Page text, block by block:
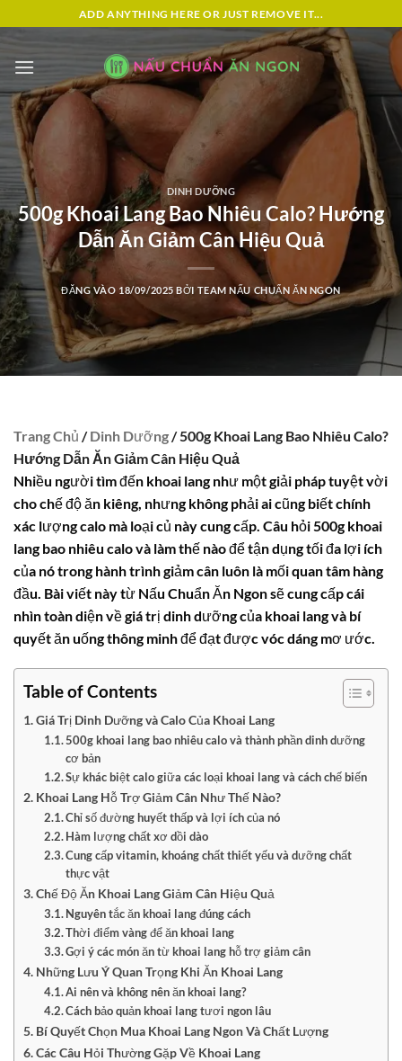
qua
dung
ADD ANYTHING HERE OR JUST REMOVE IT...
DINH DƯỠNG
500g Khoai Lang Bao Nhiêu Calo? Hướng
Dẫn Ăn Giảm Cân Hiệu Quả
ĐĂNG VÀO 18/09/2025 BỞI TEAM NẤU CHUẨN ĂN NGON
Trang Chủ /Dinh Dưỡng/ 500g Khoai Lang Bao Nhiêu Calo?
Hướng Dẫn Ăn Giảm Cân Hiệu Quả
Nhiều người tìm đến khoai langnhư một giải pháp tuyệt vời
cho chế độ ăn kiêng, nhưng không phải ai cũng biết chính
xác lượng calo mà loại củ này cung cấp. Câu hỏi500g khoai
lang bao nhiêu calovà làm thế nào để tận dụng tối đa lợi ích
của nó trong hành trình giảm cân luôn là mối quan tâm hàng
đầu. Bài viết này từ Nấu Chuẩn Ăn Ngon sẽ cung cấp cái
nhìn toàn diện về giá trị dinh dưỡng của khoai lang và bí
quyết ăn uống thông minh để đạt được vóc dáng mơ ước.
Table of Contents
Giá Trị Dinh Dưỡng và Calo Của Khoai Lang
500g khoai lang bao nhiêu calo và thành phần dinh dưỡng
cơ bản
Sự khác biệt calo giữa các loại khoai lang và cách chế biến
Khoai Lang Hỗ Trợ Giảm Cân Như Thế Nào?
Chỉ số đường huyết thấp và lợi ích của nó
Hàm lượng chất xơ dồi dào
Cung cấp vitamin, khoáng chất thiết yếu và dưỡng chất
thực vật
Chế Độ Ăn Khoai Lang Giảm Cân Hiệu Quả
Nguyên tắc ăn khoai lang đúng cách
Thời điểm vàng để ăn khoai lang
Gợi ý các món ăn từ khoai lang hỗ trợ giảm cân
Những Lưu Ý Quan Trọng Khi Ăn Khoai Lang
Ai nên và không nên ăn khoai lang?
Cách bảo quản khoai lang tươi ngon lâu
Bí Quyết Chọn Mua Khoai Lang Ngon Và Chất Lượng
Các Câu Hỏi Thường Gặp Về Khoai Lang